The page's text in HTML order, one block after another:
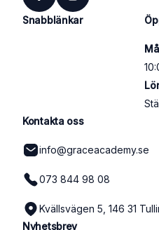
Snabblänkar
Kontakta oss
info@graceacademy.se
073 844 98 08
Kvällsvägen 5, 146 31
Nyhetsbrev